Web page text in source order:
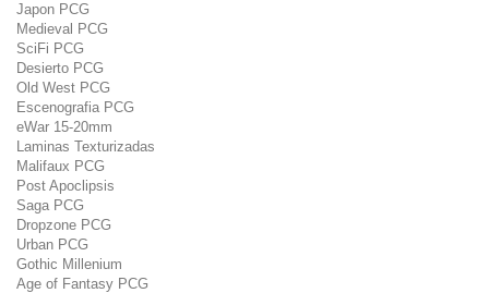
Japon PCG
Medieval PCG
SciFi PCG
Desierto PCG
Old West PCG
Escenografia PCG
eWar 15-20mm
Laminas Texturizadas
Malifaux PCG
Post Apoclipsis
Saga PCG
Dropzone PCG
Urban PCG
Gothic Millenium
Age of Fantasy PCG